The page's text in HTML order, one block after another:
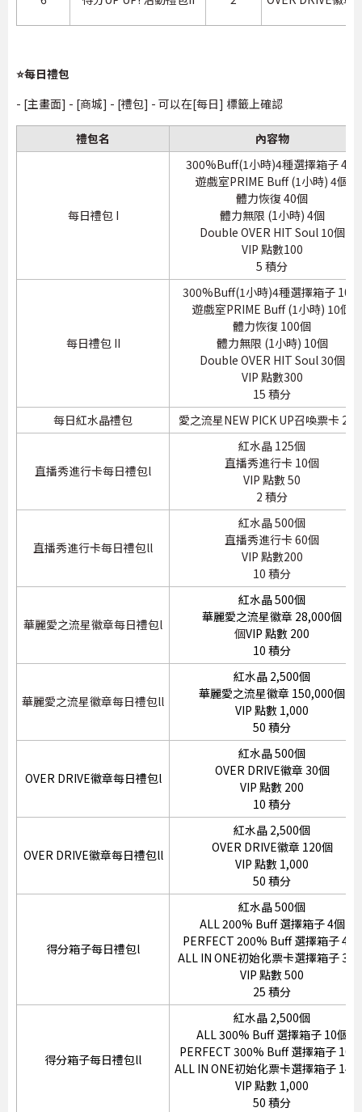
⭐每日禮包
- [主畫面] - [商城] - [禮包] - 可以在[每日] 標籤上確認
禮包名 內容物
每日禮包 I
300%Buff(1小時)4種選擇箱子 4個
遊戲室PRIME Buff (1小時) 4個
體力恢復 40個
體力無限 (1小時) 4個
Double OVER HIT Soul 10個
VIP 點數100
5 積分
每日禮包 II
300%Buff(1小時)4種選擇箱子 10個
遊戲室PRIME Buff (1小時) 10個
體力恢復 100個
體力無限 (1小時) 10個
Double OVER HIT Soul 30個
VIP 點數300
15 積分
每日紅水晶禮包
愛之流星NEW PICK UP召喚票卡 20
直播秀進行卡每日禮包l
紅水晶 125個
直播秀進行卡 10個
VIP 點數 50
2 積分
直播秀進行卡每日禮包ll
紅水晶 500個
直播秀進行卡 60個
VIP 點數200
10 積分
華麗愛之流星徽章每日禮包l
紅水晶 500個
華麗愛之流星徽章 28,000個
個VIP 點數 200
10 積分
華麗愛之流星徽章每日禮包ll
紅水晶 2,500個
華麗愛之流星徽章 150,000個
VIP 點數 1,000
50 積分
OVER DRIVE徽章每日禮包l
紅水晶 500個
OVER DRIVE徽章 30個
VIP 點數 200
10 積分
OVER DRIVE徽章每日禮包ll
紅水晶 2,500個
OVER DRIVE徽章 120個
VIP 點數 1,000
50 積分
得分箱子每日禮包l
紅水晶 500個
ALL 200% Buff 選擇箱子 4個
PERFECT 200% Buff 選擇箱子 4個
ALL IN ONE初始化票卡選擇箱子 30
VIP 點數 500
25 積分
得分箱子每日禮包ll
紅水晶 2,500個
ALL 300% Buff 選擇箱子 10個
PERFECT 300% Buff 選擇箱子 10
ALL IN ONE初始化票卡選擇箱子 140
VIP 點數 1,000
50 積分